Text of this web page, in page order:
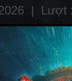
| Lượt